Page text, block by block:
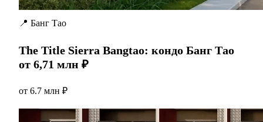
📍 Банг Тао
The Title Sierra Bangtao: кондо Банг Тао
от 6,71 млн ₽
от 6.7 млн ₽